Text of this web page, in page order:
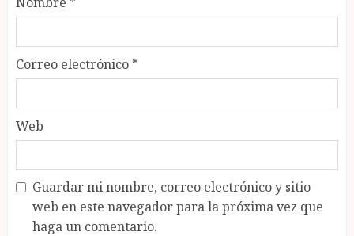
Correo electrónico *
Web
Guardar mi nombre, correo electrónico y sitio
web en este navegador para la próxima vez que
haga un comentario.